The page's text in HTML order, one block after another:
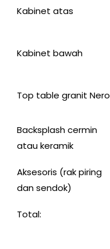
Kabinet atas
Kabinet bawah
Top table granit Nero
Backsplash cermin
atau keramik
Aksesoris (rak piring
dan sendok)
Total: